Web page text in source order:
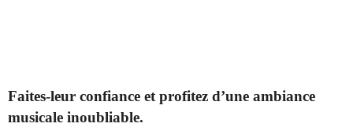
Faites-leur confiance et profitez d’une ambiance
musicale inoubliable.